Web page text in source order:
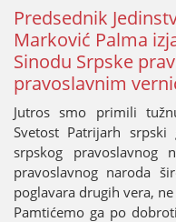
Predsednik
Marković Palma
Sinodu Srpske
pravoslavnim
Јutros smo primili
Svetost Patriјarh
srpskog
pravoslavnog naroda
poglavara drugih vera,
Pamtićemo ga po